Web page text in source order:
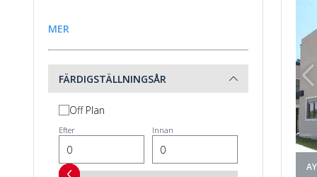
MER
FÄRDIGSTÄLLNINGSÅR
Off Plan
Efter Innan